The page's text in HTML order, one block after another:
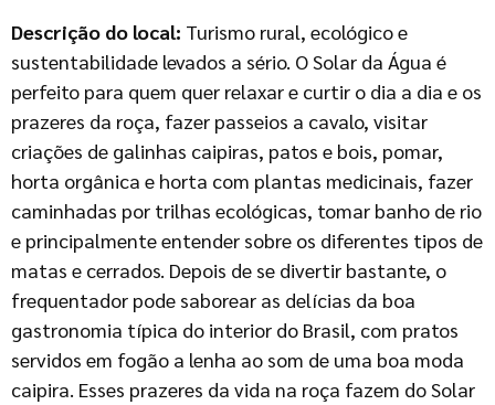
Descrição do local: Turismo rural, ecológico e
sustentabilidade levados a sério. O Solar da Água é
perfeito para quem quer relaxar e curtir o dia a dia e os
prazeres da roça, fazer passeios a cavalo, visitar
criações de galinhas caipiras, patos e bois, pomar,
horta orgânica e horta com plantas medicinais, fazer
caminhadas por trilhas ecológicas, tomar banho de rio
e principalmente entender sobre os diferentes tipos de
matas e cerrados. Depois de se divertir bastante, o
frequentador pode saborear as delícias da boa
gastronomia típica do interior do Brasil, com pratos
servidos em fogão a lenha ao som de uma boa moda
caipira. Esses prazeres da vida na roça fazem do Solar